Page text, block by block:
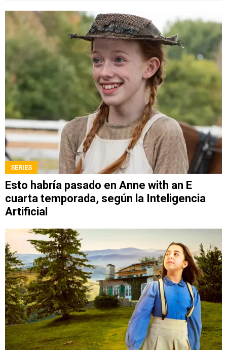
SERIES
Esto habría pasado en Anne with an E
cuarta temporada, según la Inteligencia
Artificial